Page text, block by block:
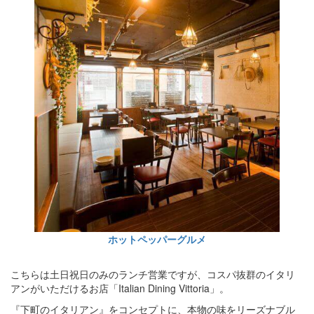
ホットペッパーグルメ
こちらは土日祝日のみのランチ営業ですが、コスパ抜群のイタリ
アンがいただけるお店「Italian Dining Vittoria」。
『下町のイタリアン』をコンセプトに、本物の味をリーズナブル